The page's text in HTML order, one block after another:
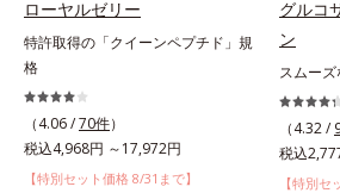
ローヤルゼリー
特許取得の「クイーンペプチド」規
格
（4.06 /70件）
税込4,968円 ～17,972円
【特別セット価格 8/31まで】
グルコ
ン
スムー
（4.32 /
税込
【特別セ